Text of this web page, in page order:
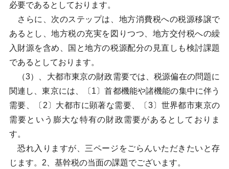
必要であるとしております。
さらに、次のステップは、地方消費税への税源移譲で
あるとし、地方税の充実を図りつつ、地方交付税への繰
入財源を含め、国と地方の税源配分の見直しも検討課題
であるとしております。
（3）、大都市東京の財政需要では、税源偏在の問題に
関連し、東京には、〔1〕首都機能や諸機能の集中に伴う
需要、〔2〕大都市に顕著な需要、〔3〕世界都市東京の
需要という膨大な特有の財政需要があるとしておりま
す。
恐れ入りますが、三ページをごらんいただきたいと存
じます。2、基幹税の当面の課題でございます。